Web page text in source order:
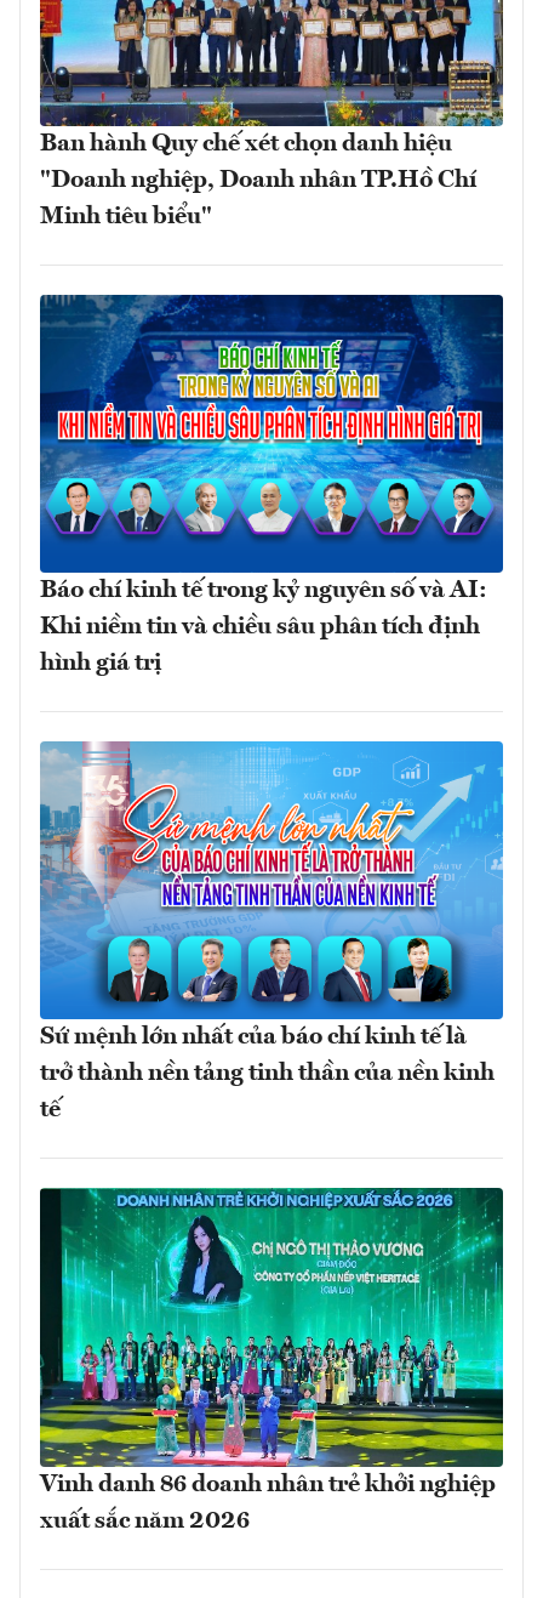
Ban hành Quy chế xét chọn danh hiệu
"Doanh nghiệp, Doanh nhân TP.Hồ Chí
Minh tiêu biểu"
Báo chí kinh tế trong kỷ nguyên số và AI:
Khi niềm tin và chiều sâu phân tích định
hình giá trị
Sứ mệnh lớn nhất của báo chí kinh tế là
trở thành nền tảng tinh thần của nền kinh
tế
Vinh danh 86 doanh nhân trẻ khởi nghiệp
xuất sắc năm 2026